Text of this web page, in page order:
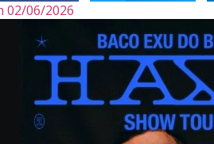
02/06/2026